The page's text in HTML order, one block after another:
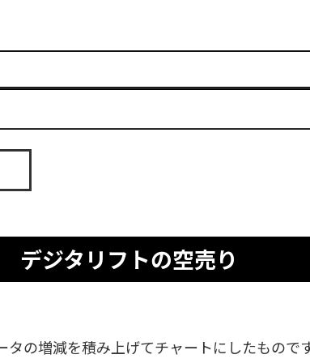
デジタリフトの空売り
の増減を積み上げてチャートにしたもので